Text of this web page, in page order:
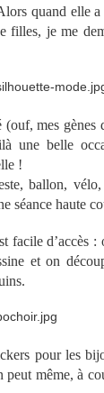
quand elle a
filles, je me
mes gènes
une belle
!
ballon,
séance haute
facile d’accès
et on
pour les
peut même, à